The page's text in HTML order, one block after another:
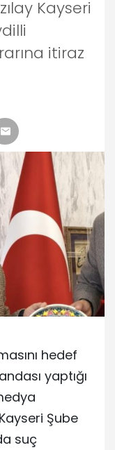
Kayseri
itiraz
hedef
yaptığı
Şube
suç